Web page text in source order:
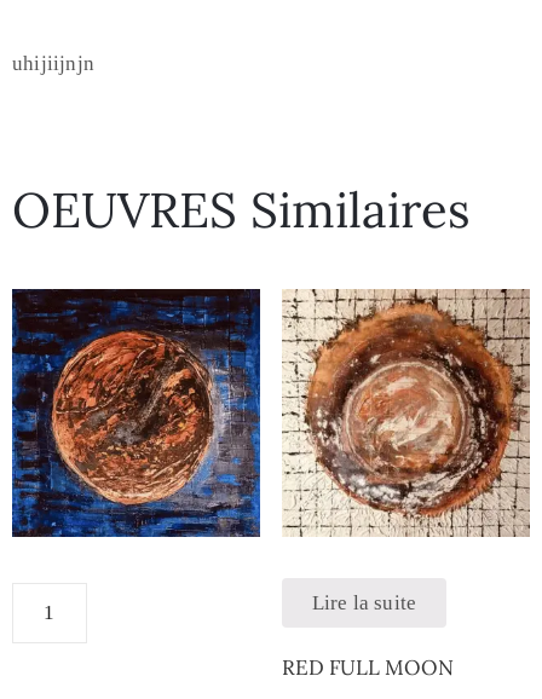
uhijiijnjn
OEUVRES Similaires
Lire la suite
RED FULL MOON